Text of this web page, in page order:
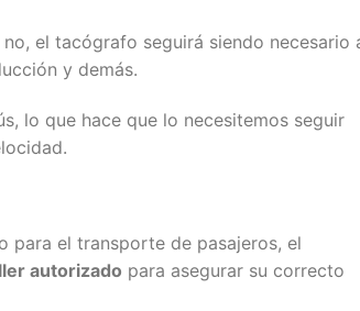
el tacógrafo seguirá siendo necesario
y demás.
lo que hace que lo necesitemos seguir
para el transporte de pasajeros, el
autorizado para asegurar su correcto